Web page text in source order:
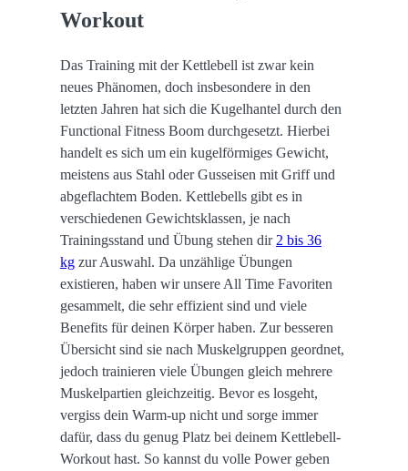
Workout
Das Training mit der Kettlebell ist zwar kein
neues Phänomen, doch insbesondere in den
letzten Jahren hat sich die Kugelhantel durch den
Functional Fitness Boom durchgesetzt. Hierbei
handelt es sich um ein kugelförmiges Gewicht,
meistens aus Stahl oder Gusseisen mit Griff und
abgeflachtem Boden. Kettlebells gibt es in
verschiedenen Gewichtsklassen, je nach
Trainingsstand und Übung stehen dir 2 bis 36
kg zur Auswahl. Da unzählige Übungen
existieren, haben wir unsere All Time Favoriten
gesammelt, die sehr effizient sind und viele
Benefits für deinen Körper haben. Zur besseren
Übersicht sind sie nach Muskelgruppen geordnet,
jedoch trainieren viele Übungen gleich mehrere
Muskelpartien gleichzeitig. Bevor es losgeht,
vergiss dein Warm-up nicht und sorge immer
dafür, dass du genug Platz bei deinem Kettlebell-
Workout hast. So kannst du volle Power geben